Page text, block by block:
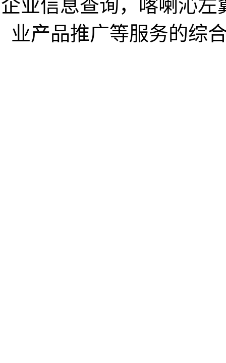
企业信息查询，喀喇沁
业产品推广等服务的综